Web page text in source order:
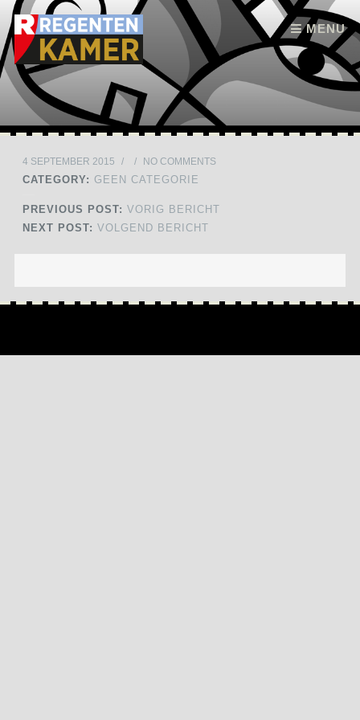
MENU
Skip to content
4 SEPTEMBER 2015 / / NO COMMENTS
CATEGORY: GEEN CATEGORIE
PREVIOUS POST: VORIG BERICHT
NEXT POST: VOLGEND BERICHT